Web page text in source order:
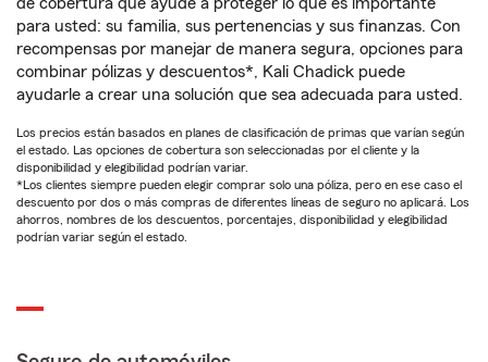
para usted: su familia, sus pertenencias y sus finanzas. Con
recompensas por manejar de manera segura, opciones para
combinar pólizas y descuentos*, Kali Chadick puede
ayudarle a crear una solución que sea adecuada para usted.
Los precios están basados en planes de clasificación de primas que varían según
el estado. Las opciones de cobertura son seleccionadas por el cliente y la
disponibilidad y elegibilidad podrían variar.
*Los clientes siempre pueden elegir comprar solo una póliza, pero en ese caso el
descuento por dos o más compras de diferentes líneas de seguro no aplicará. Los
ahorros, nombres de los descuentos, porcentajes, disponibilidad y elegibilidad
podrían variar según el estado.